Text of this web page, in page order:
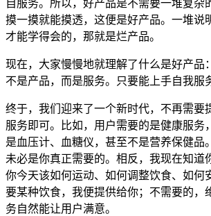
自服务。所以，好产品是不需要一堆复杂
摸一摸就能摸透，这便是好产品。一堆说
才能学得会的，那就是烂产品。
现在，大家慢慢地就理解了什么是好产品
不是产品，而是服务。只要能上手自我服
终于，我们迎来了一个新时代，不再需要
服务即可。比如，用户需要的是健康服务
是血压计、血糖仪，甚至不是营养保健品
未必是你真正需要的。相反，我现在知道
你今天该如何运动、如何调整饮食、如何
要某种饮食，我便提供给你；不需要的，
务自然能让用户满意。